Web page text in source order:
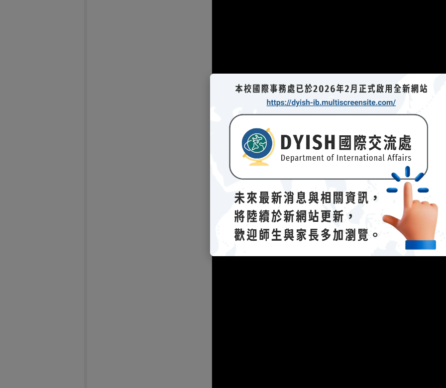
【2023/04/21招生說明會- 】 The following
－參考資料：說明會簡報（ 連結 (另開新視窗)
）